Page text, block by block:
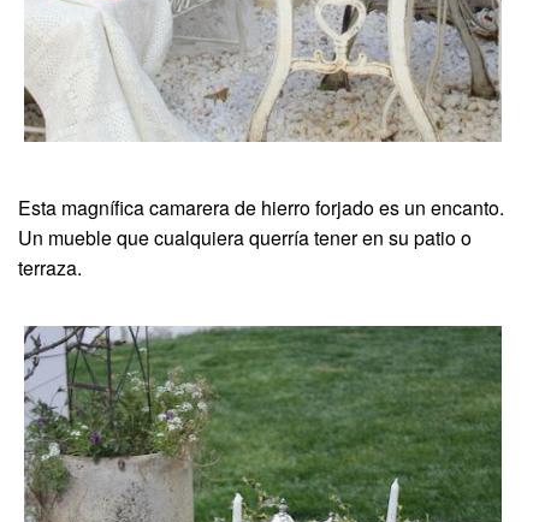
Esta magnífica camarera de hierro forjado es un encanto.
Un mueble que cualquiera querría tener en su patio o
terraza.